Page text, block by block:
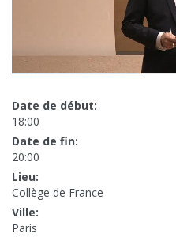
Date de début:
18:00
Date de fin:
20:00
Lieu:
Collège de France
Ville:
Paris